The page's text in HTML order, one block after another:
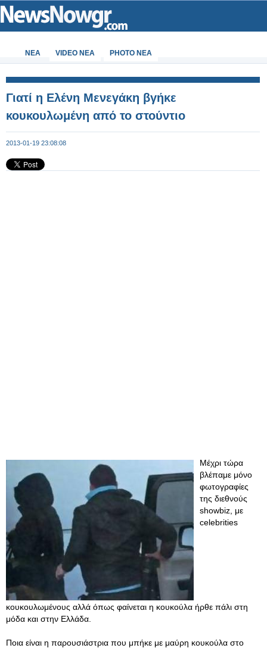
ΝΕΑ VIDEO NEA PHOTO NEA
Γιατί η Ελένη Μενεγάκη βγήκε
κουκουλωμένη από το στούντιο
2013-01-19 23:08:08
Μέχρι τώρα
βλέπαμε μόνο
φωτογραφίες
της διεθνούς
showbiz, με
celebrities
κουκουλωμένους αλλά όπως φαίνεται η κουκούλα ήρθε πάλι στη
μόδα και στην Ελλάδα.
Ποια είναι η παρουσιάστρια που μπήκε με μαύρη κουκούλα στο